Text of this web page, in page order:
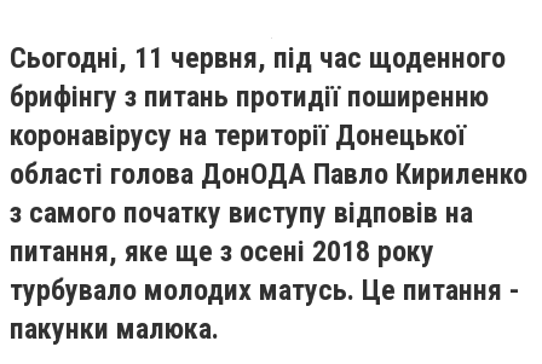
Сьогодні, 11 червня, під час щоденного
брифінгу з питань протидії поширенню
коронавірусу на території Донецької
області голова ДонОДА Павло Кириленко
з самого початку виступу відповів на
питання, яке ще з осені 2018 року
турбувало молодих матусь. Це питання -
пакунки малюка.